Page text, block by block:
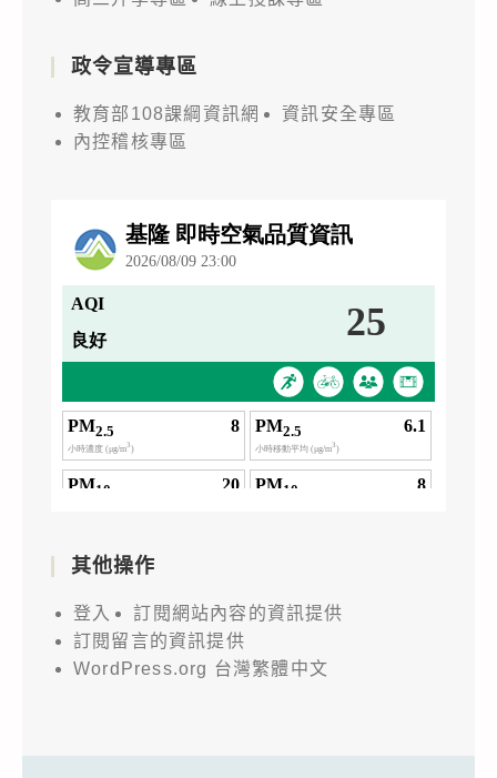
政令宣導專區
教育部108課綱資訊網
資訊安全專區
內控稽核專區
其他操作
登入
訂閱網站內容的資訊提供
訂閱留言的資訊提供
WordPress.org 台灣繁體中文